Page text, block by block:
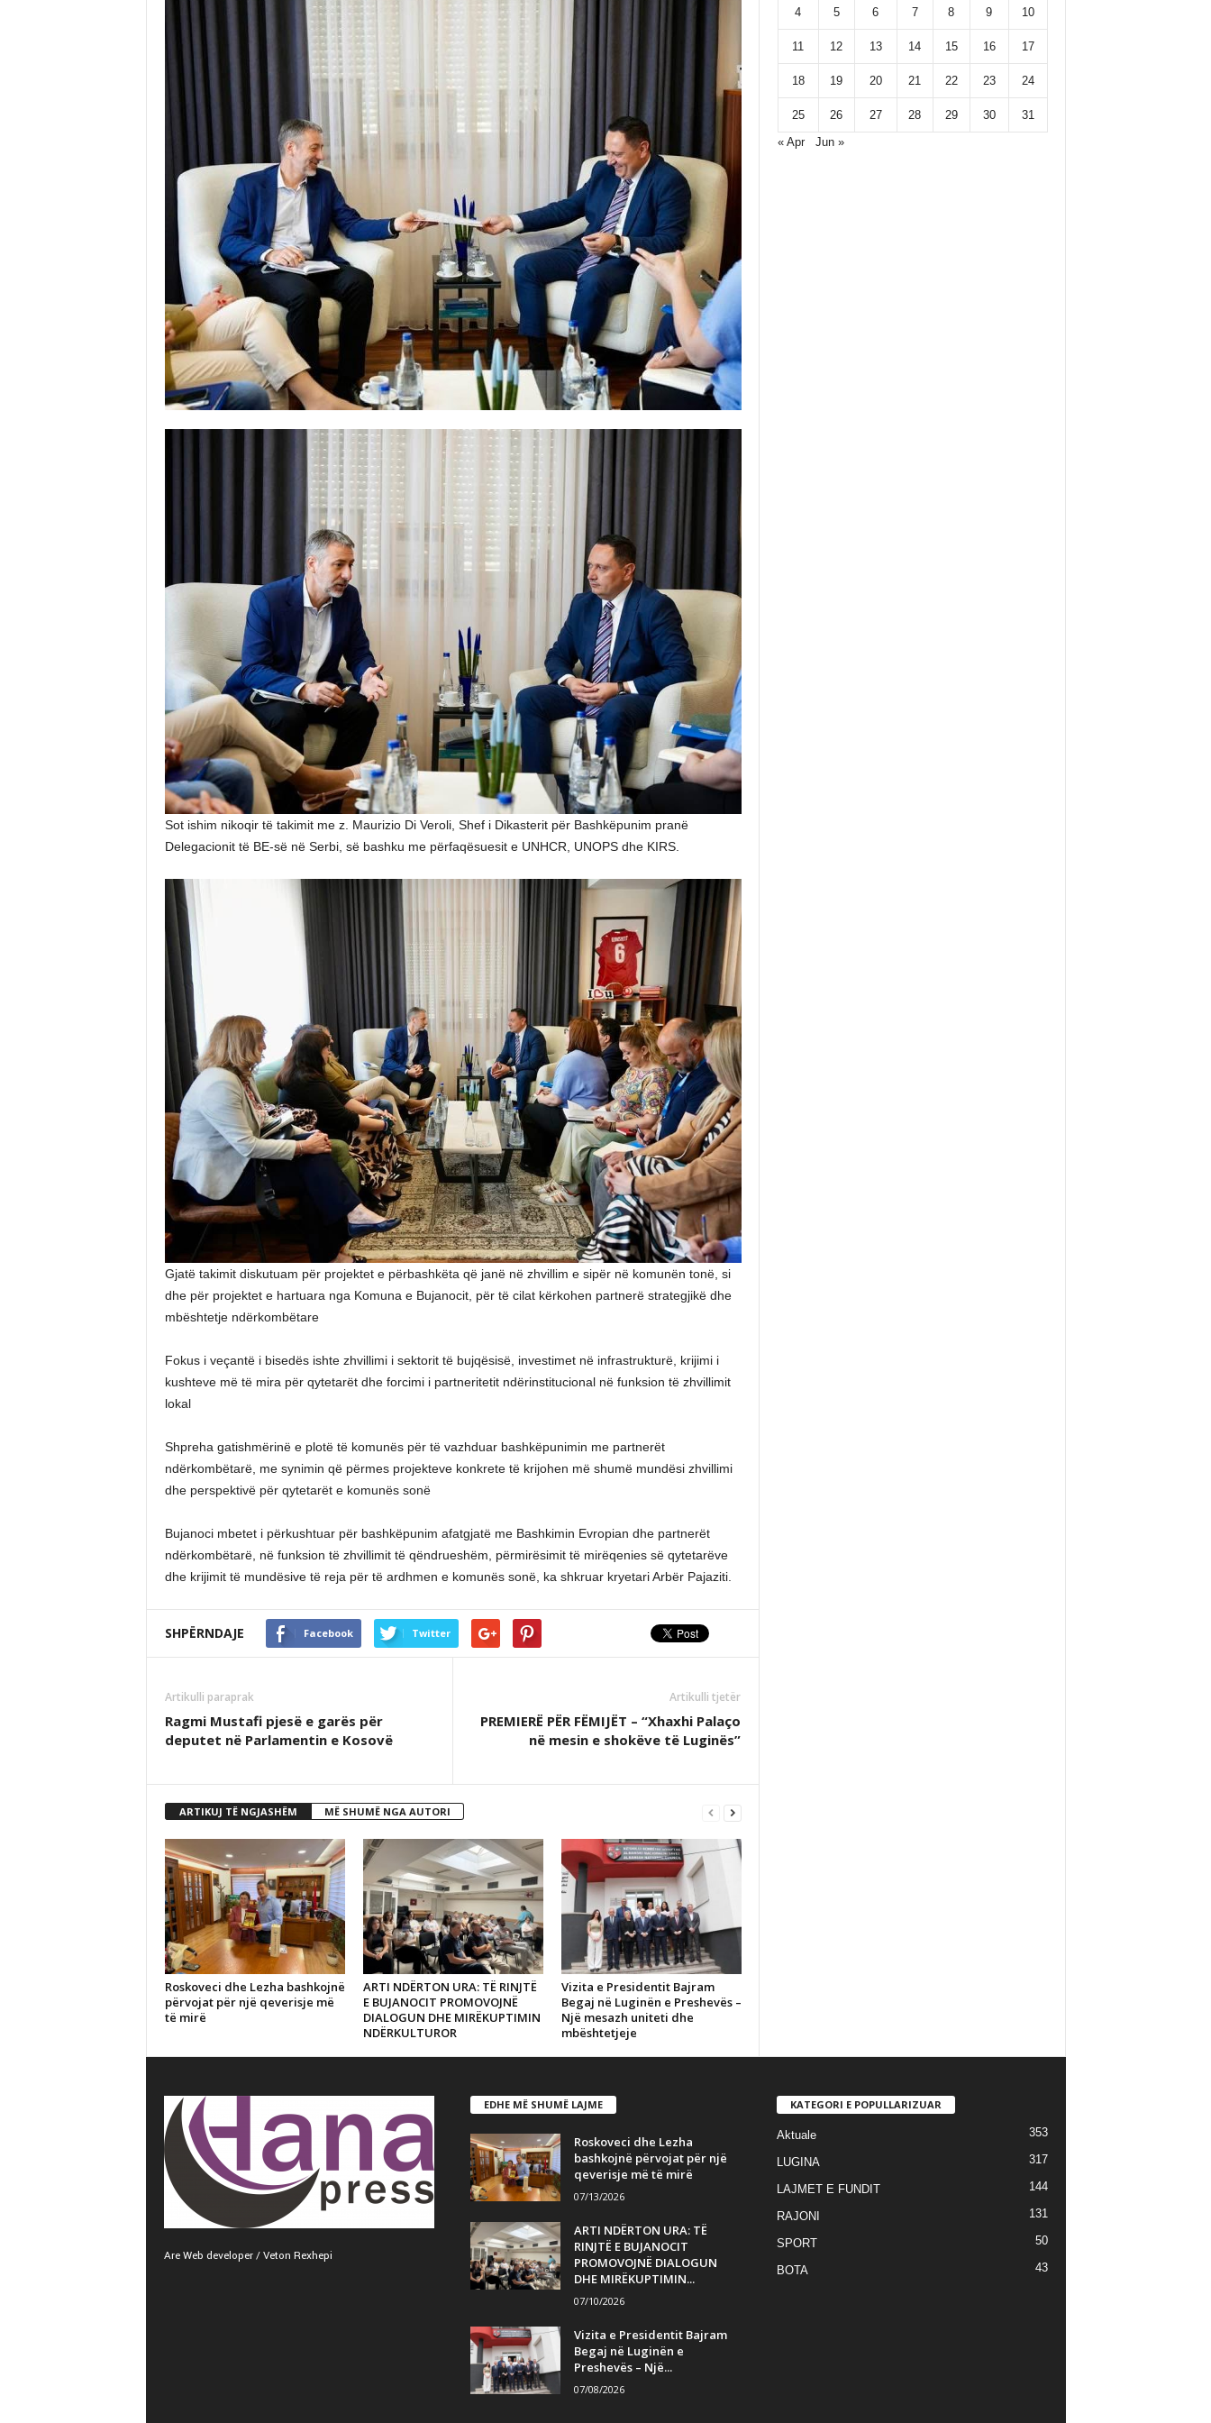
Sot ishim nikoqir të takimit me z. Maurizio Di Veroli, Shef i Dikasterit për Bashkëpunim pranë
Delegacionit të BE-së në Serbi, së bashku me përfaqësuesit e UNHCR, UNOPS dhe KIRS.
Gjatë takimit diskutuam për projektet e përbashkëta që janë në zhvillim e sipër në komunën tonë, si
dhe për projektet e hartuara nga Komuna e Bujanocit, për të cilat kërkohen partnerë strategjikë dhe
mbështetje ndërkombëtare
Fokus i veçantë i bisedës ishte zhvillimi i sektorit të bujqësisë, investimet në infrastrukturë, krijimi i
kushteve më të mira për qytetarët dhe forcimi i partneritetit ndërinstitucional në funksion të zhvillimit
lokal
Shpreha gatishmërinë e plotë të komunës për të vazhduar bashkëpunimin me partnerët
ndërkombëtarë, me synimin që përmes projekteve konkrete të krijohen më shumë mundësi zhvillimi
dhe perspektivë për qytetarët e komunës sonë
Bujanoci mbetet i përkushtuar për bashkëpunim afatgjatë me Bashkimin Evropian dhe partnerët
ndërkombëtarë, në funksion të zhvillimit të qëndrueshëm, përmirësimit të mirëqenies së qytetarëve
dhe krijimit të mundësive të reja për të ardhmen e komunës sonë, ka shkruar kryetari Arbër Pajaziti.
SHPËRNDAJE Facebook Twitter
Artikulli paraprak
Ragmi Mustafi pjesë e garës për
deputet në Parlamentin e Kosovë
Artikulli tjetër
PREMIERË PËR FËMIJËT – “Xhaxhi Palaço
në mesin e shokëve të Luginës”
ARTIKUJ TË NGJASHËM MË SHUMË NGA AUTORI
Roskoveci dhe Lezha bashkojnë
përvojat për një qeverisje më
të mirë
ARTI NDËRTON URA: TË RINJTË
E BUJANOCIT PROMOVOJNË
DIALOGUN DHE MIRËKUPTIMIN
NDËRKULTUROR
Vizita e Presidentit Bajram
Begaj në Luginën e Preshevës –
Një mesazh uniteti dhe
mbështetjeje
4 5 6 7 8 9 10
11 12 13 14 15 16 17
18 19 20 21 22 23 24
25 26 27 28 29 30
31
« Apr
Jun »
Are Web developer / Veton Rexhepi
EDHE MË SHUMË LAJME
Roskoveci dhe Lezha
bashkojnë përvojat për një
qeverisje më të mirë
07/13/2026
ARTI NDËRTON URA: TË
RINJTË E BUJANOCIT
PROMOVOJNË DIALOGUN
DHE MIRËKUPTIMIN...
07/10/2026
Vizita e Presidentit Bajram
Begaj në Luginën e
Preshevës – Një...
07/08/2026
KATEGORI E POPULLARIZUAR
Aktuale 353
LUGINA 317
LAJMET E FUNDIT 144
RAJONI 131
SPORT 50
BOTA 43